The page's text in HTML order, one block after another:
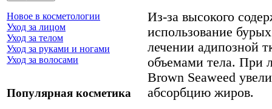
Новое в косметологии
Уход за лицом
Уход за телом
Уход за руками и ногами
Уход за волосами
Популярная косметика
Из-за высокого
использование
лечении адипозной
объемами тела. При
Brown Seaweed
абсорбцию жиров.